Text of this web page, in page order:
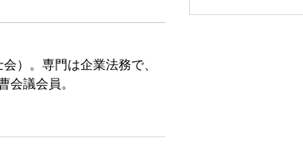
）。専門は企業法務で、
会議会員。